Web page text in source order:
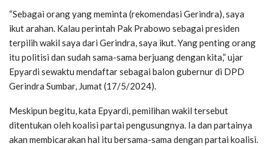
“Sebagai orang yang meminta (rekomendasi Gerindra), saya
ikut arahan. Kalau perintah Pak Prabowo sebagai presiden
terpilih wakil saya dari Gerindra, saya ikut. Yang penting orang
itu politisi dan sudah sama-sama berjuang dengan kita,” ujar
Epyardi sewaktu mendaftar sebagai balon gubernur di DPD
Gerindra Sumbar, Jumat (17/5/2024).
Meskipun begitu, kata Epyardi, pemilihan wakil tersebut
ditentukan oleh koalisi partai pengusungnya. Ia dan partainya
akan membicarakan hal itu bersama-sama dengan partai koalisi.